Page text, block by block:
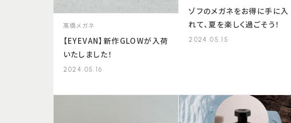
髙橋メガネ
【EYEVAN】新作GLOWが入荷
いたしました！
2024.05.16
ゾフのメガネをお得に手に入
れて、夏を楽しく過ごそう！
2024.05.15